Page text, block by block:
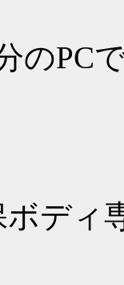
のPC
ボデ